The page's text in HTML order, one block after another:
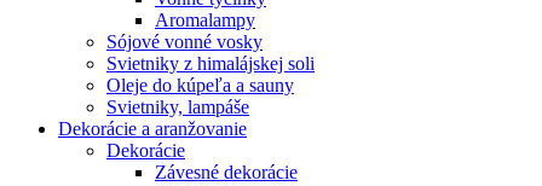
Aromalampy
Sójové vonné vosky
Svietniky z himalájskej soli
Oleje do kúpeľa a sauny
Svietniky, lampáše
Dekorácie a aranžovanie
Dekorácie
Závesné dekorácie